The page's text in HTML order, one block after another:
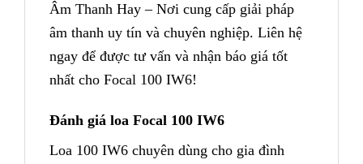
Âm Thanh Hay – Nơi cung cấp giải pháp
âm thanh uy tín và chuyên nghiệp. Liên hệ
ngay để được tư vấn và nhận báo giá tốt
nhất cho Focal 100 IW6!
Đánh giá loa Focal 100 IW6
Loa 100 IW6 chuyên dùng cho gia đình